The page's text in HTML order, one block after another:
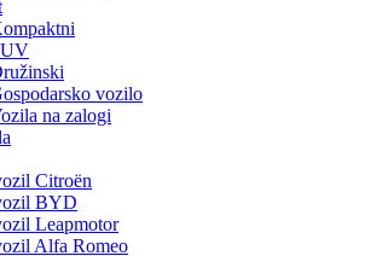
vozilo
na zalogi
Citroën
BYD
Leapmotor
Alfa Romeo